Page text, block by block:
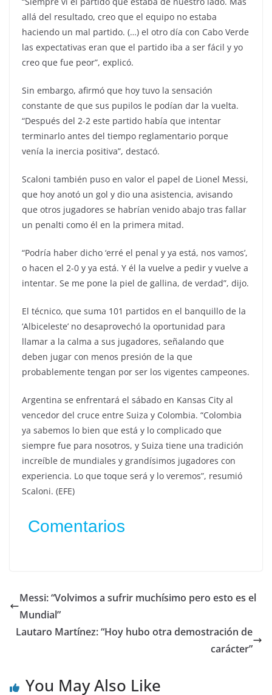
allá del resultado, creo que el equipo no estaba
haciendo un mal partido. (…) el otro día con Cabo Verde
las expectativas eran que el partido iba a ser fácil y yo
creo que fue peor”, explicó.
Sin embargo, afirmó que hoy tuvo la sensación
constante de que sus pupilos le podían dar la vuelta.
“Después del 2-2 este partido había que intentar
terminarlo antes del tiempo reglamentario porque
venía la inercia positiva”, destacó.
Scaloni también puso en valor el papel de Lionel Messi,
que hoy anotó un gol y dio una asistencia, avisando
que otros jugadores se habrían venido abajo tras fallar
un penalti como él en la primera mitad.
“Podría haber dicho ‘erré el penal y ya está, nos vamos’,
o hacen el 2-0 y ya está. Y él la vuelve a pedir y vuelve a
intentar. Se me pone la piel de gallina, de verdad”, dijo.
El técnico, que suma 101 partidos en el banquillo de la
‘Albiceleste’ no desaprovechó la oportunidad para
llamar a la calma a sus jugadores, señalando que
deben jugar con menos presión de la que
probablemente tengan por ser los vigentes campeones.
Argentina se enfrentará el sábado en Kansas City al
vencedor del cruce entre Suiza y Colombia. “Colombia
ya sabemos lo bien que está y lo complicado que
siempre fue para nosotros, y Suiza tiene una tradición
increíble de mundiales y grandísimos jugadores con
experiencia. Lo que toque será y lo veremos”, resumió
Scaloni. (EFE)
Comentarios
Messi: “Volvimos a sufrir muchísimo pero esto es el
Mundial”
Lautaro Martínez: “Hoy hubo otra demostración de
carácter”
You May Also Like